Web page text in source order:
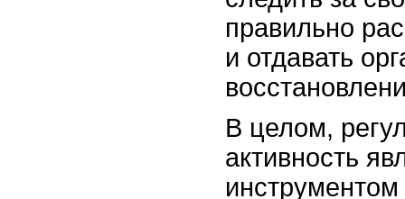
правильно
и отдавать
В целом,
активность